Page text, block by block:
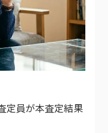
定員が本査定結果